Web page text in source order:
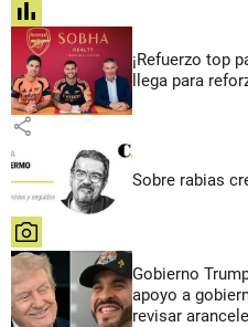
share
¡Refuerzo top
llega para
share
Sobre rabias
share
Gobierno
apoyo a
revisar